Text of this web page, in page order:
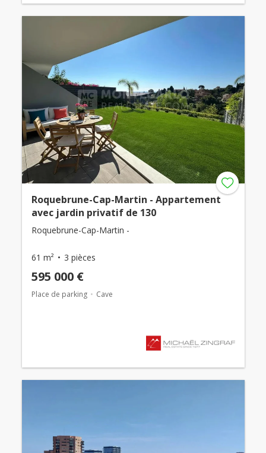
Roquebrune-Cap-Martin - Appartement
avec jardin privatif de 130
Roquebrune-Cap-Martin -
61 m² 3 pièces
595 000 €
Place de parking Cave